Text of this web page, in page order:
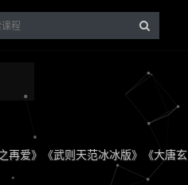
再爱》《武则天范冰冰版》《大唐玄